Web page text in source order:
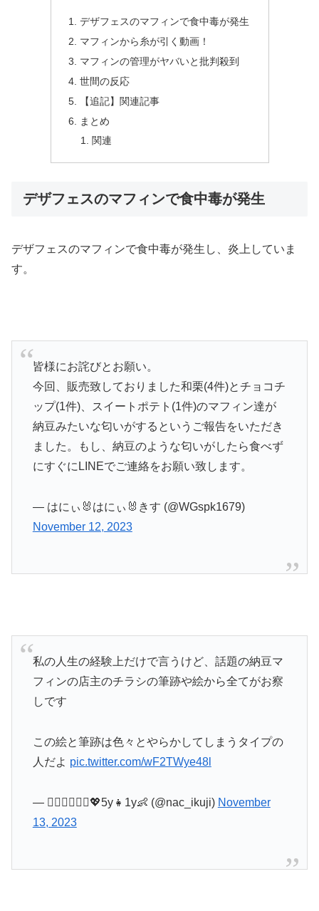
デザフェスのマフィンで食中毒が発生
マフィンから糸が引く動画！
マフィンの管理がヤバいと批判殺到
世間の反応
【追記】関連記事
まとめ
関連
デザフェスのマフィンで食中毒が発生
デザフェスのマフィンで食中毒が発生し、炎上していま
す。
皆様にお詫びとお願い。
今回、販売致しておりました和栗(4件)とチョコチ
ップ(1件)、スイートポテト(1件)のマフィン達が
納豆みたいな匂いがするというご報告をいただき
ました。もし、納豆のような匂いがしたら食べず
にすぐにLINEでご連絡をお願い致します。
— はにぃ🐰はにぃ🐰きす (@WGspk1679)
November 12, 2023
私の人生の経験上だけで言うけど、話題の納豆マ
フィンの店主のチラシの筆跡や絵から全てがお察
しです
この絵と筆跡は色々とやらかしてしまうタイプの
人だよ pic.twitter.com/wF2TWye48l
— な⃝ち⃝ん⃝💖5y👧1y👶 (@nac_ikuji) November
13, 2023